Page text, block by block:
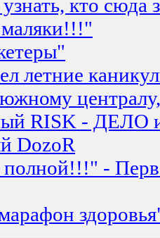
кто сюда
летние
RISK - ДЕЛО
DozoR
-